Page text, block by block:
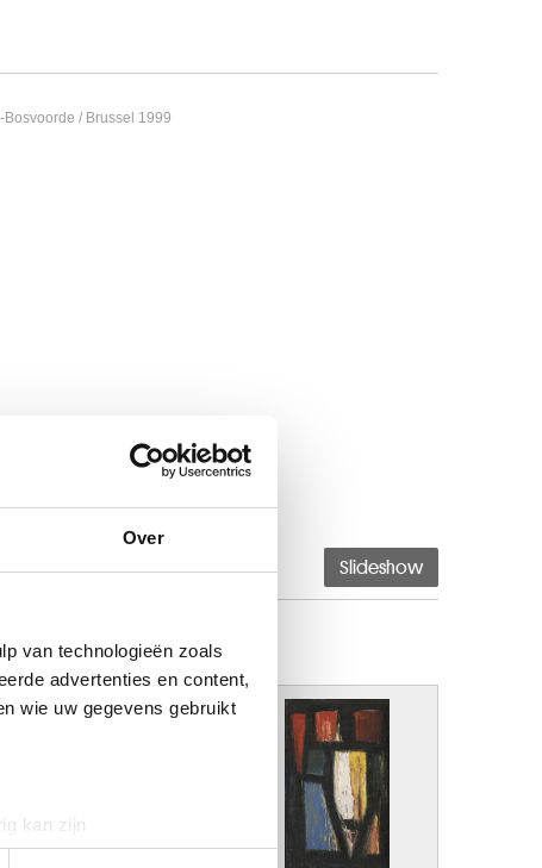
Over
van technologieën zoals
advertenties en content,
wie uw gegevens gebruikt
kan zijn
/ Brussel 1999
Slideshow